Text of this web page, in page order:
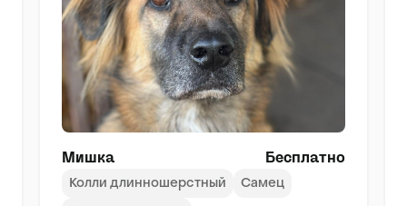
Мишка Бесплатно
Колли длинношерстный Самец